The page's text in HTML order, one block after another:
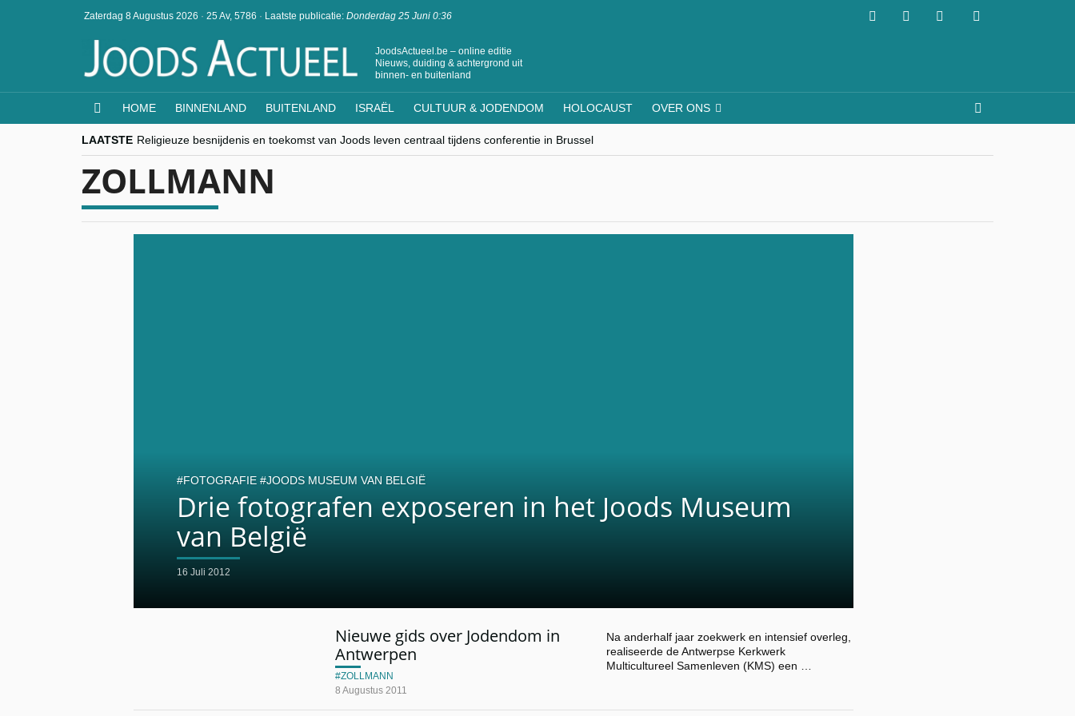
Zaterdag 8 Augustus 2026 · 25 Av, 5786 · Laatste publicatie: Donderdag 25 Juni 0:36
JoodsActueel.be – online editie
Nieuws, duiding & achtergrond uit
binnen- en buitenland
HOME BINNENLAND BUITENLAND ISRAËL CULTUUR & JODENDOM HOLOCAUST OVER ONS
LAATSTE Religieuze besnijdenis en toekomst van Joods leven centraal tijdens conferentie in Brussel
“Besnijdenisdebat toont hoe moeilijk seculiere Westen minderheden begrijpt”, Jinnih Beels (Vooruit)
CITYTRIP | ROEMENIË – Boekarest: de verrassing van Oost-Europa
“Vandaag zit elke Jood in België op de beklaagdenbank”
goKosher lanceert nieuwe website en samenwerking met Mishpacha voor kosher travel en simchas wereldwijd
ZOLLMANN
Drie fotografen exposeren in het Joods Museum
van België
16 Juli 2012
FOTOGRAFIE JOODS MUSEUM VAN BELGIË
Nieuwe gids over Jodendom in
Antwerpen
8 Augustus 2011
ZOLLMANN
Na anderhalf jaar zoekwerk en intensief overleg,
realiseerde de Antwerpse Kerkwerk
Multicultureel Samenleven (KMS) een …